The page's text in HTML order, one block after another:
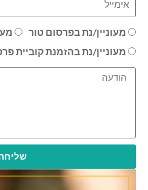
מעוניין/נת בפרסום טור
מעוניין/נת בהזמנת קוביית